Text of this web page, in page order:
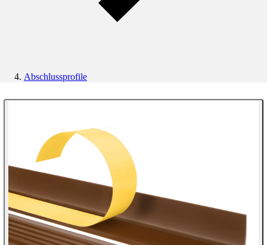
Abschlussprofile